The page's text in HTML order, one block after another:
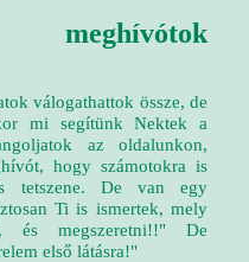
válogathattok össze, de
mi segítünk Nektek a
az oldalunkon,
hogy számotokra is
tetszene. De van egy
Ti is ismertek, mely
és megszeretni!!" De
első látásra!"